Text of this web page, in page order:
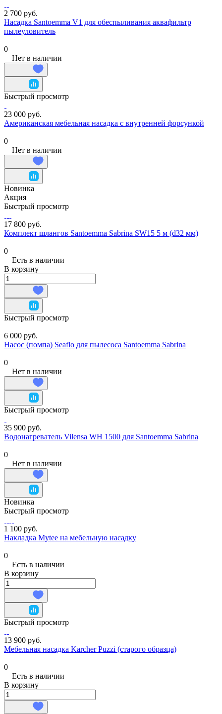
2 700 руб.
Насадка Santoemma V1 для обеспыливания аквафильтр
пылеуловитель
0
Нет в наличии
Быстрый просмотр
23 000 руб.
Американская мебельная насадка с внутренней форсункой
0
Нет в наличии
Новинка
Акция
Быстрый просмотр
17 800 руб.
Комплект шлангов Santoemma Sabrina SW15 5 м (d32 мм)
0
Есть в наличии
В корзину
Быстрый просмотр
6 000 руб.
Насос (помпа) Seaflo для пылесоса Santoemma Sabrina
0
Нет в наличии
Быстрый просмотр
35 900 руб.
Водонагреватель Vilensa WH 1500 для Santoemma Sabrina
0
Нет в наличии
Новинка
Быстрый просмотр
1 100 руб.
Накладка Mytee на мебельную насадку
0
Есть в наличии
В корзину
Быстрый просмотр
13 900 руб.
Мебельная насадка Karcher Puzzi (старого образца)
0
Есть в наличии
В корзину